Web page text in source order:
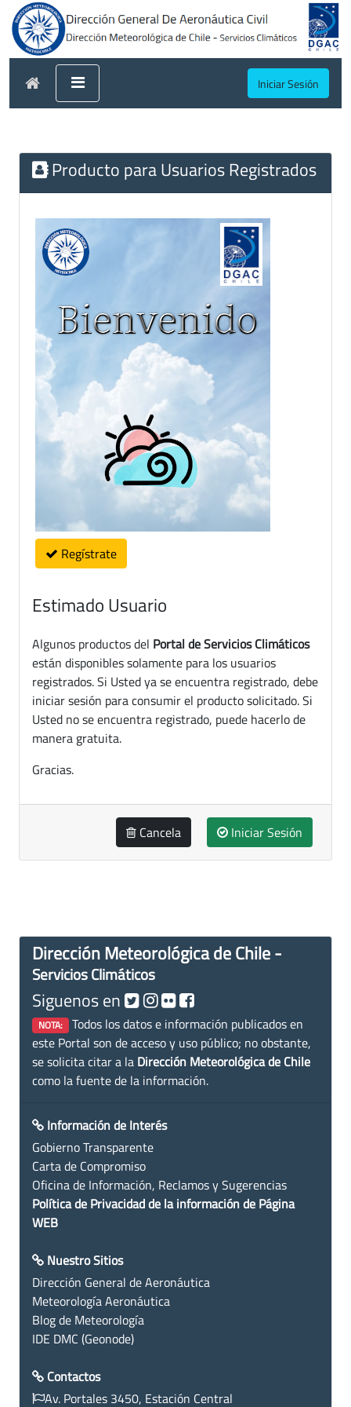
Iniciar Sesión
Producto para Usuarios Registrados
Regístrate
Estimado Usuario
Algunos productos del Portal de Servicios Climáticos
están disponibles solamente para los usuarios
registrados. Si Usted ya se encuentra registrado, debe
iniciar sesión para consumir el producto solicitado. Si
Usted no se encuentra registrado, puede hacerlo de
manera gratuita.
Gracias.
Cancela Iniciar Sesión
Dirección Meteorológica de Chile -
Servicios Climáticos
Siguenos en
NOTA: Todos los datos e información publicados en
este Portal son de acceso y uso público; no obstante,
se solicita citar a la Dirección Meteorológica de Chile
como la fuente de la información.
Información de Interés
Gobierno Transparente
Carta de Compromiso
Oficina de Información, Reclamos y Sugerencias
Política de Privacidad de la información de Página
WEB
Nuestro Sitios
Dirección General de Aeronáutica
Meteorología Aeronáutica
Blog de Meteorología
IDE DMC (Geonode)
Contactos
Av. Portales 3450, Estación Central